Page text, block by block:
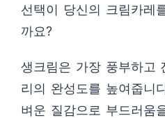
선택이 당신의 크림카레
까요?
생크림은 가장 풍부하고
리의 완성도를 높여줍니
벼운 질감으로 부드러움